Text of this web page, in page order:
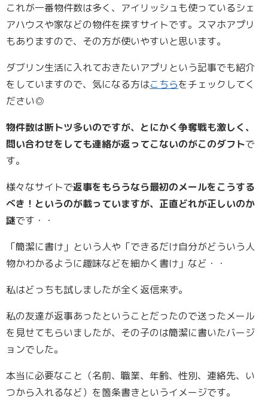
これが一番物件数は多く、アイリッシュも使っているシェ
アハウスや家などの物件を探すサイトです。スマホアプリ
もありますので、その方が使いやすいと思います。
ダブリン生活に入れておきたいアプリという記事でも紹介
をしていますので、気になる方はこちらをチェックしてく
ださい◎
物件数は断トツ多いのですが、とにかく争奪戦も激しく、
問い合わせをしても連絡が返ってこないのがこのダフトで
す。
様々なサイトで返事をもらうなら最初のメールをこうする
べき！というのが載っていますが、正直どれが正しいのか
謎です・・
「簡潔に書け」という人や「できるだけ自分がどういう人
物かわかるように趣味などを細かく書け」など・・
私はどっちも試しましたが全く返信来ず。
私の友達が返事あったということだったので送ったメール
を見せてもらいましたが、その子のは簡潔に書いたバージ
ョンでした。
本当に必要なこと（名前、職業、年齢、性別、連絡先、い
つから入れるなど）を箇条書きというイメージです。